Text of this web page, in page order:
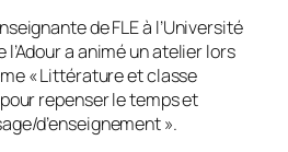
de FLE à l’Université
l’Adour a animé un atelier lors
« Littérature et classe
repenser le temps et
d’enseignement ».